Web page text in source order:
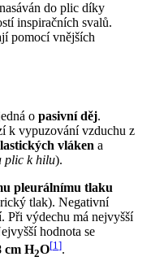
do plic díky
inspiračních svalů.
pomocí vnějších
o pasivní děj.
k vypuzování vzduchu z
vláken a
plic k hilu).
pleurálnímu tlaku
tlak). Negativní
Při výdechu má nejvyšší
hodnota se
cm H2O[1 ].